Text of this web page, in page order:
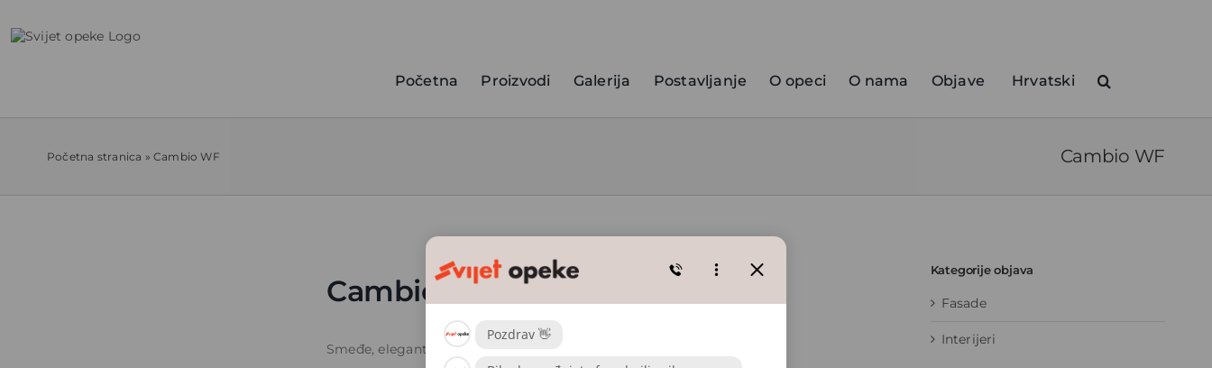
to
content
Početna Proizvodi Galerija Postavljanje O opeci O nama Objave Hrvatski
Cambio WF
Početna stranica »Cambio WF
Image
Cambio WF
Smeđe, elegantno, moderno = Cambio WF.
Kategorije objava
Fasade
Interijeri